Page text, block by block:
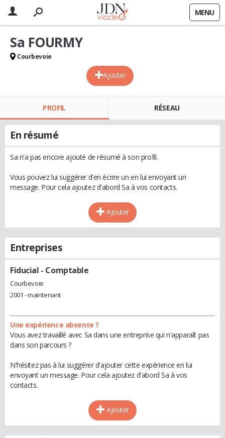
MENU
Ajouter
Sa FOURMY
Courbevoie
PROFIL RÉSEAU
En résumé
Sa n'a pas encore ajouté de résumé à son profil.
Vous pouvez lui suggérer d'en écrire un en lui envoyant un
message. Pour cela ajoutez d'abord Sa à vos contacts.
Ajouter
Entreprises
Fiducial - Comptable
Courbevoie
2001 - maintenant
Une expérience absente ?
Vous avez travaillé avec Sa dans une entreprise qui n'apparaît pas
dans son parcours ?
N'hésitez pas à lui suggérer d'ajouter cette expérience en lui
envoyant un message. Pour cela ajoutez d'abord Sa à vos
contacts.
Ajouter